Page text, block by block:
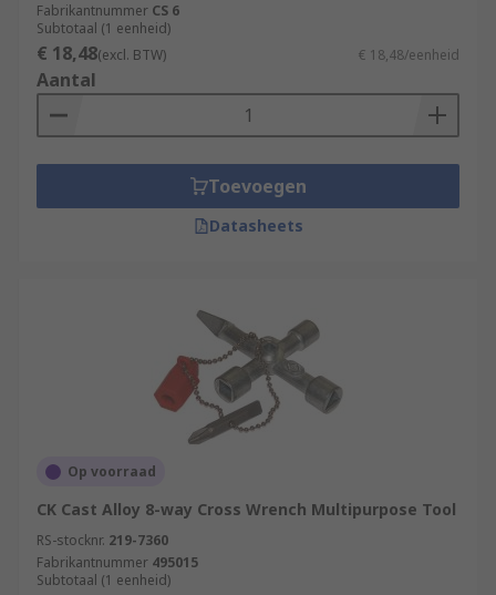
Fabrikantnummer CS 6
Subtotaal (1 eenheid)
€ 18,48(excl. BTW) € 18,48/eenheid
Aantal
Toevoegen
Datasheets
Op voorraad
CK Cast Alloy 8-way Cross Wrench Multipurpose Tool
RS-stocknr. 219-7360
Fabrikantnummer 495015
Subtotaal (1 eenheid)